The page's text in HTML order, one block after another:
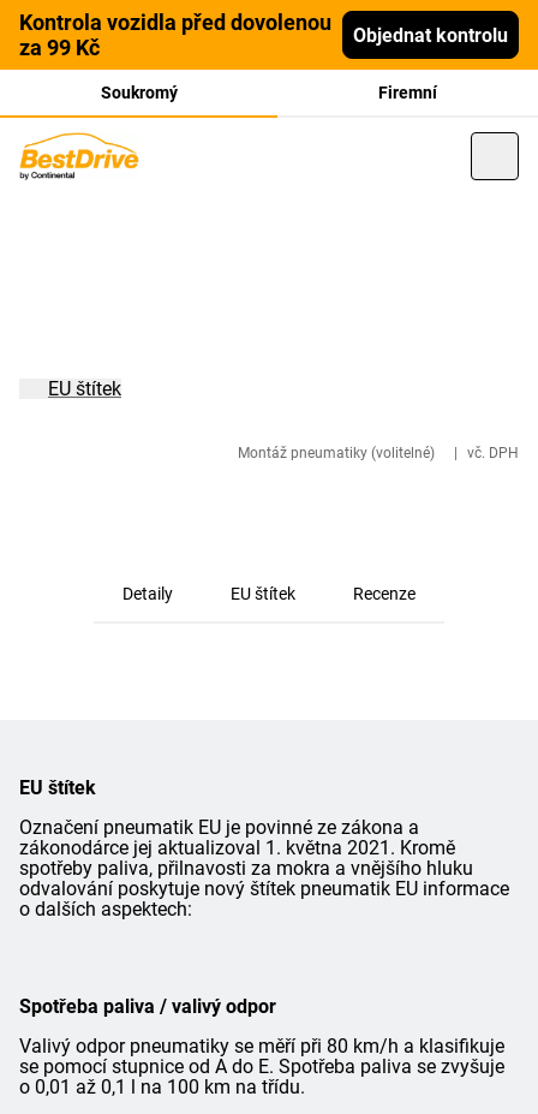
Kontrola vozidla před dovolenou
za 99 Kč
Objednat kontrolu
Soukromý Firemní
Montáž pneumatiky (volitelné) vč. DPH
EU štítek
Detaily EU štítek Recenze
EU štítek
Označení pneumatik EU je povinné ze zákona a
zákonodárce jej aktualizoval 1. května 2021. Kromě
spotřeby paliva, přilnavosti za mokra a vnějšího hluku
odvalování poskytuje nový štítek pneumatik EU informace
o dalších aspektech:
Spotřeba paliva / valivý odpor
Valivý odpor pneumatiky se měří při 80 km/h a klasifikuje
se pomocí stupnice od A do E. Spotřeba paliva se zvyšuje
o 0,01 až 0,1 l na 100 km na třídu.